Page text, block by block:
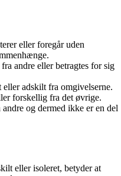
eller foregår uden
andre eller betragtes for sig
eller adskilt fra omgivelserne.
forskellig fra det øvrige.
og dermed ikke er en del
eller isoleret, betyder at